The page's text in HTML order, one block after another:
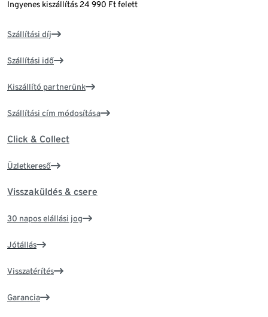
Ingyenes kiszállítás 24 990 Ft felett
Szállítási díj
Szállítási idő
Kiszállító partnerünk
Szállítási cím módosítása
Click & Collect
Üzletkereső
Visszaküldés & csere
30 napos elállási jog
Jótállás
Visszatérítés
Garancia